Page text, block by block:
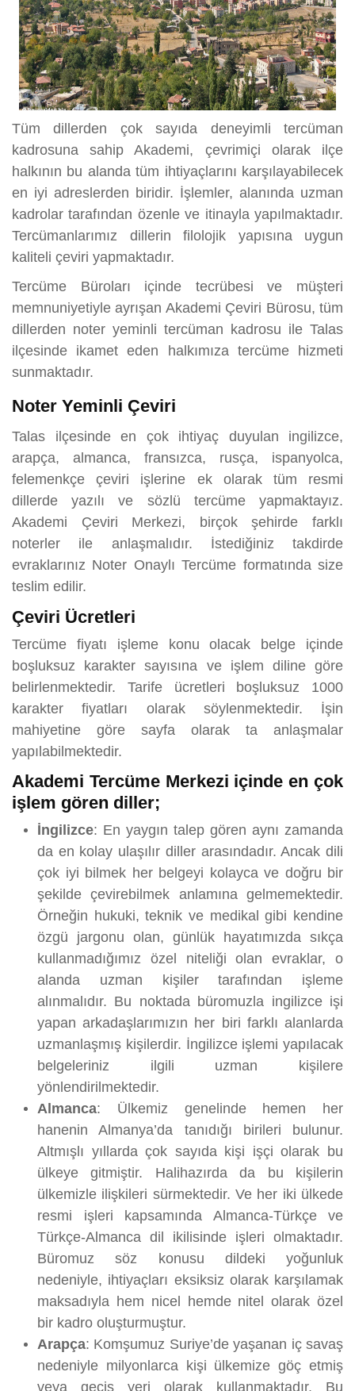
Tüm dillerden çok sayıda deneyimli tercüman
kadrosuna sahip Akademi, çevrimiçi olarak ilçe
halkının bu alanda tüm ihtiyaçlarını karşılayabilecek
en iyi adreslerden biridir. İşlemler, alanında uzman
kadrolar tarafından özenle ve itinayla yapılmaktadır.
Tercümanlarımız dillerin filolojik yapısına uygun
kaliteli çeviri yapmaktadır.
Tercüme Büroları içinde tecrübesi ve müşteri
memnuniyetiyle ayrışan Akademi Çeviri Bürosu, tüm
dillerden noter yeminli tercüman kadrosu ile Talas
ilçesinde ikamet eden halkımıza tercüme hizmeti
sunmaktadır.
Noter Yeminli Çeviri
Talas ilçesinde en çok ihtiyaç duyulan ingilizce,
arapça, almanca, fransızca, rusça, ispanyolca,
felemenkçe çeviri işlerine ek olarak tüm resmi
dillerde yazılı ve sözlü tercüme yapmaktayız.
Akademi Çeviri Merkezi, birçok şehirde farklı
noterler ile anlaşmalıdır. İstediğiniz takdirde
evraklarınız Noter Onaylı Tercüme formatında size
teslim edilir.
Çeviri Ücretleri
Tercüme fiyatı işleme konu olacak belge içinde
boşluksuz karakter sayısına ve işlem diline göre
belirlenmektedir. Tarife ücretleri boşluksuz 1000
karakter fiyatları olarak söylenmektedir. İşin
mahiyetine göre sayfa olarak ta anlaşmalar
yapılabilmektedir.
Akademi Tercüme Merkezi içinde en çok
işlem gören diller;
İngilizce: En yaygın talep gören aynı zamanda
da en kolay ulaşılır diller arasındadır. Ancak dili
çok iyi bilmek her belgeyi kolayca ve doğru bir
şekilde çevirebilmek anlamına gelmemektedir.
Örneğin hukuki, teknik ve medikal gibi kendine
özgü jargonu olan, günlük hayatımızda sıkça
kullanmadığımız özel niteliği olan evraklar, o
alanda uzman kişiler tarafından işleme
alınmalıdır. Bu noktada büromuzla ingilizce işi
yapan arkadaşlarımızın her biri farklı alanlarda
uzmanlaşmış kişilerdir. İngilizce işlemi yapılacak
belgeleriniz ilgili uzman kişilere
yönlendirilmektedir.
Almanca: Ülkemiz genelinde hemen her
hanenin Almanya’da tanıdığı birileri bulunur.
Altmışlı yıllarda çok sayıda kişi işçi olarak bu
ülkeye gitmiştir. Halihazırda da bu kişilerin
ülkemizle ilişkileri sürmektedir. Ve her iki ülkede
resmi işleri kapsamında Almanca-Türkçe ve
Türkçe-Almanca dil ikilisinde işleri olmaktadır.
Büromuz söz konusu dildeki yoğunluk
nedeniyle, ihtiyaçları eksiksiz olarak karşılamak
maksadıyla hem nicel hemde nitel olarak özel
bir kadro oluşturmuştur.
Arapça: Komşumuz Suriye’de yaşanan iç savaş
nedeniyle milyonlarca kişi ülkemize göç etmiş
veya geçiş yeri olarak kullanmaktadır. Bu